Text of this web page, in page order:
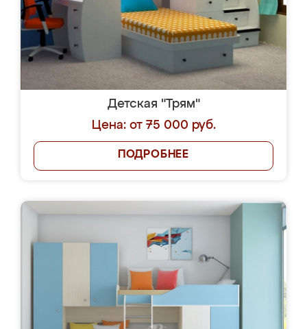
Детская "Трям"
Цена: от 75 000 руб.
ПОДРОБНЕЕ